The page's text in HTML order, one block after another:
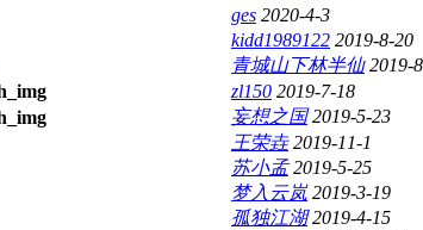
ges 2020-4-3
kidd1989122 2019-8-20
青城山下林半仙 2019-
zl150 2019-7-18
妄想之国 2019-5-23
王荣垚 2019-11-1
苏小孟 2019-5-25
梦入云岚 2019-3-19
孤独江湖 2019-4-15